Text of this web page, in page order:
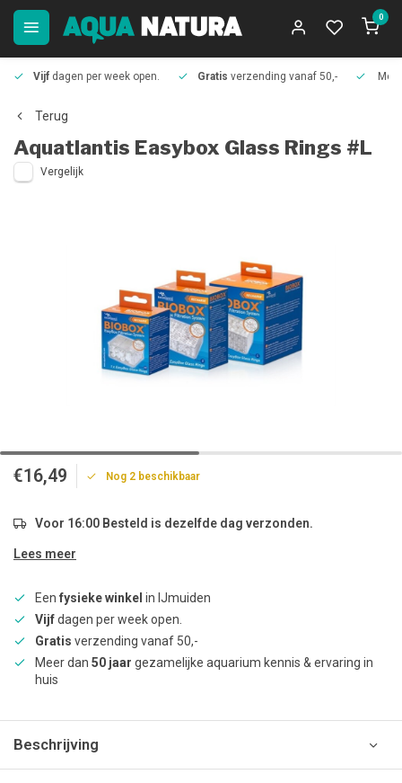
0
Vijf dagen per week open. Gratis verzending vanaf 50,-
Terug
Aquatlantis Easybox Glass Rings #L
Vergelijk
€16,49 Nog 2 beschikbaar
Voor 16:00 Besteld is dezelfde dag verzonden.
Lees meer
Een fysieke winkel in IJmuiden
Vijfdagen per week open.
Gratis verzending vanaf 50,-
Meer dan 50 jaar gezamelijke aquarium kennis & ervaring in
huis
Beschrijving